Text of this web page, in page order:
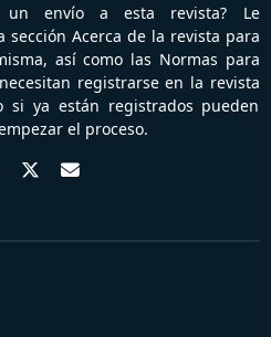
un envío a esta revista? Le
sección Acerca dela revista para
así como las Normas para
registrarseen la revista
si ya están registrados pueden
el proceso.